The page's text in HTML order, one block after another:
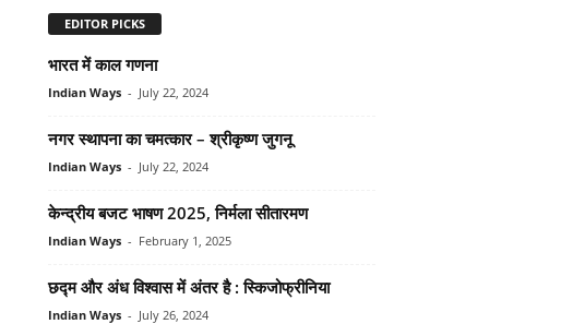
EDITOR PICKS
भारत में काल गणना
Indian Ways - July 22, 2024
नगर स्थापना का चमत्कार – श्रीकृष्‍ण जुगनू
Indian Ways - July 22, 2024
केन्‍द्रीय बजट भाषण 2025, निर्मला सीतारमण
Indian Ways - February 1, 2025
छद्म और अंध विश्‍वास में अंतर है : स्किजोफ्रीनिया
Indian Ways - July 26, 2024